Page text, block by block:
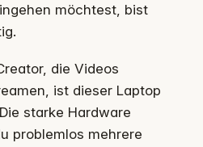
möchtest, bist
die Videos
ist dieser Laptop
starke Hardware
problemlos mehrere